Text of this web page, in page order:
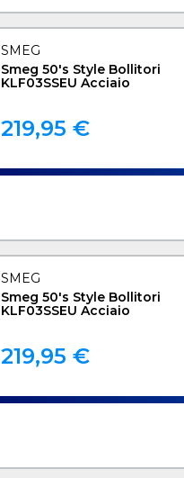
SMEG
Smeg 50's Style Bollitori
KLF03SSEU Acciaio
219,95 €
SMEG
Smeg 50's Style Bollitori
KLF03SSEU Acciaio
219,95 €